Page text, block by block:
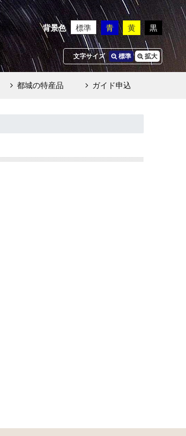
背景色 標準 青 黄 黒
文字サイズ 標準 拡大
都城の特産品 ガイド申込